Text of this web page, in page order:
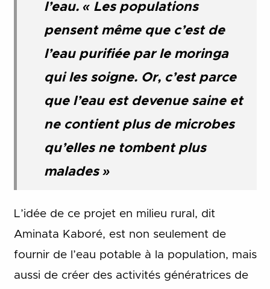
l’eau. « Les populations
pensent même que c’est de
l’eau purifiée par le moringa
qui les soigne. Or, c’est parce
que l’eau est devenue saine et
ne contient plus de microbes
qu’elles ne tombent plus
malades »
L’idée de ce projet en milieu rural, dit
Aminata Kaboré, est non seulement de
fournir de l’eau potable à la population, mais
aussi de créer des activités génératrices de